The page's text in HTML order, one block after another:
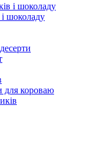
і шоколаду
шоколаду
для короваю